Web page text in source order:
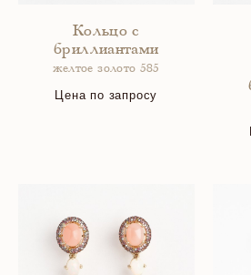
Кольцо с
бриллиантами
желтое золото 585
Цена по запросу